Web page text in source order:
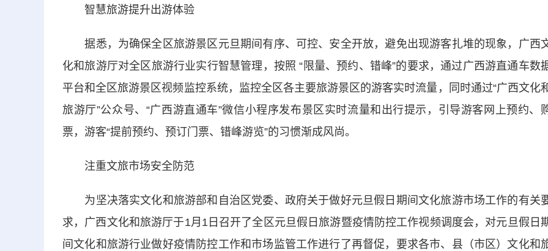
智慧旅游提升出游体验
据悉，为确保全区旅游景区元旦期间有序、可控、安全开放，避免出现游客扎堆的现象，广西
化和旅游厅对全区旅游行业实行智慧管理，按照 “限量、预约、错峰”的要求，通过广西游直通车数
平台和全区旅游景区视频监控系统，监控全区各主要旅游景区的游客实时流量，同时通过“广西文化
旅游厅”公众号、“广西游直通车”微信小程序发布景区实时流量和出行提示，引导游客网上预约、
票，游客“提前预约、预订门票、错峰游览”的习惯渐成风尚。
注重文旅市场安全防范
为坚决落实文化和旅游部和自治区党委、政府关于做好元旦假日期间文化旅游市场工作的有关
求，广西文化和旅游厅于1月1日召开了全区元旦假日旅游暨疫情防控工作视频调度会，对元旦假日
间文化和旅游行业做好疫情防控工作和市场监管工作进行了再督促，要求各市、县（市区）文化和